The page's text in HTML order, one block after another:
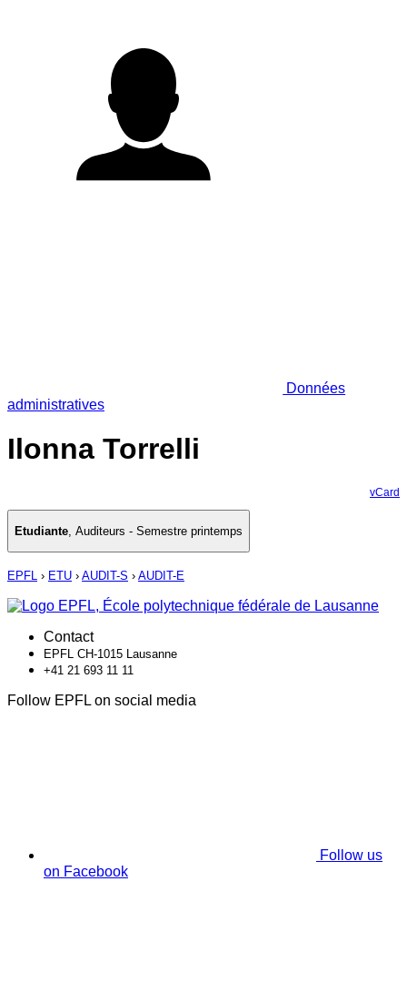
Données
administratives
Ilonna Torrelli
vCard
Etudiante, Auditeurs - Semestre printemps
EPFL › ETU › AUDIT-S › AUDIT-E
Contact
EPFL CH-1015 Lausanne
+41 21 693 11 11
Follow EPFL on social media
Follow us
on Facebook